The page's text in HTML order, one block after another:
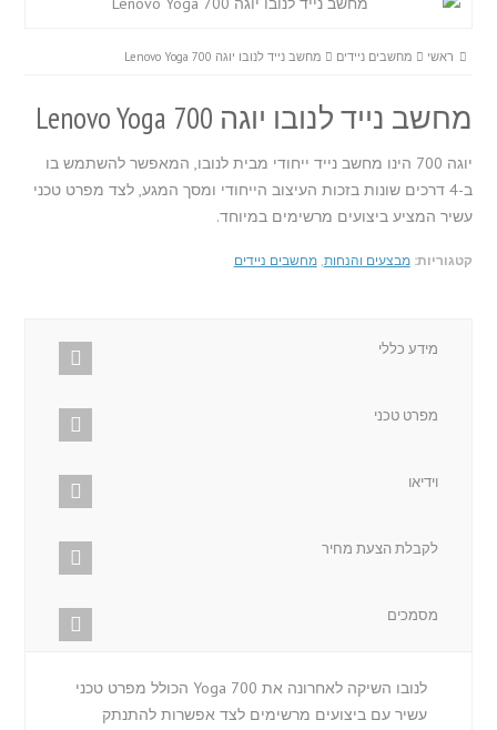
ראשי מחשבים ניידים מחשב נייד לנובו יוגה Lenovo Yoga 700
מחשב נייד לנובו יוגה Lenovo Yoga 700
יוגה 700 הינו מחשב נייד ייחודי מבית לנובו, המאפשר להשתמש בו
ב-4 דרכים שונות בזכות העיצוב הייחודי ומסך המגע, לצד מפרט טכני
עשיר המציע ביצועים מרשימים במיוחד.
קטגוריות: מבצעים והנחות,מחשבים ניידים
מידע כללי
מפרט טכני
וידיאו
לקבלת הצעת מחיר
מסמכים
לנובו השיקה לאחרונה את Yoga 700 הכולל מפרט טכני
עשיר עם ביצועים מרשימים לצד אפשרות להתנתק